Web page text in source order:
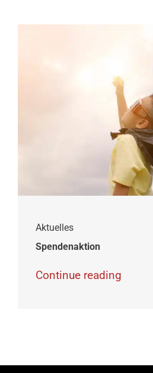
Aktuelles
Spendenaktion
Continue reading